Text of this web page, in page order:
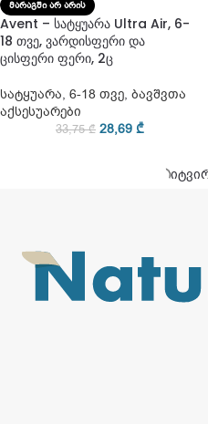
ᲛᲐᲠᲐᲒᲨᲘ ᲐᲠ ᲐᲠᲘᲡ
Avent – სატყუარა Ultra Air, 6-
18 თვე, ვარდისფერი და
ცისფერი ფერი, 2ც
სატყუარა, 6-18 თვე, ბავშვთა
აქსესუარები
33,75₾ 28,69 ₾